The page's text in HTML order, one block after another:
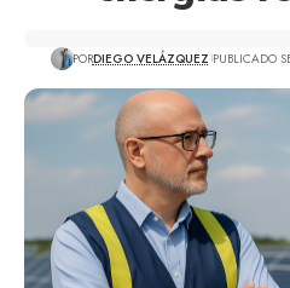
PORDIEGO VELÁZQUEZ PUBLICADO